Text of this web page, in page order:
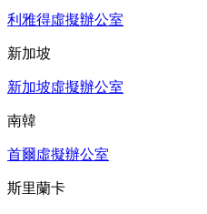
利雅得虛擬辦公室
新加坡
新加坡虛擬辦公室
南韓
首爾虛擬辦公室
斯里蘭卡